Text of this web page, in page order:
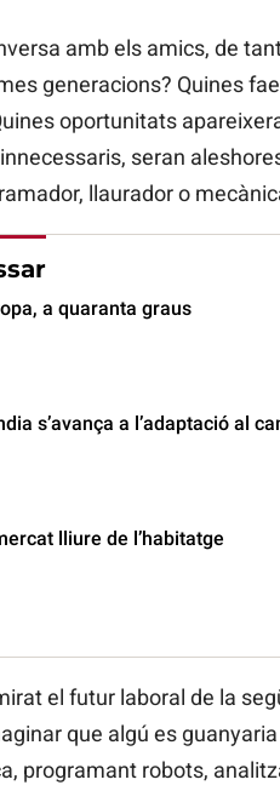
amb els amics, de
generacions? Quines
oportunitats
seran
llaurador o
a quaranta graus
s’avança a l’adaptació al
lliure de l’habitatge
el futur laboral de la
que algú es
programant robots,